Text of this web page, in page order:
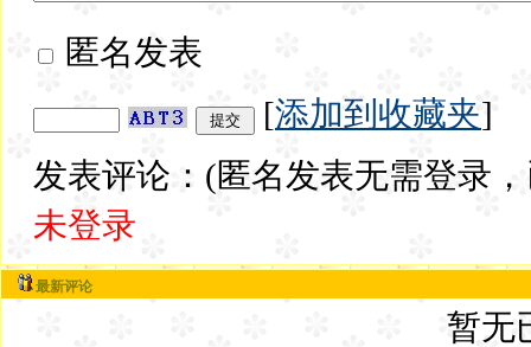
匿名发表
[添加到收藏夹]
发表评论：(匿名发表无需登录
未登录
最新评论
暂无